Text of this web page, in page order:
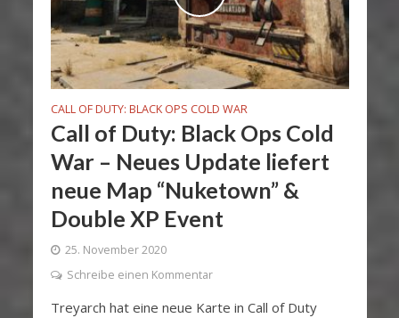
CALL OF DUTY: BLACK OPS COLD WAR
Call of Duty: Black Ops Cold
War – Neues Update liefert
neue Map “Nuketown” &
Double XP Event
25. November 2020
Schreibe einen Kommentar
Treyarch hat eine neue Karte in Call of Duty